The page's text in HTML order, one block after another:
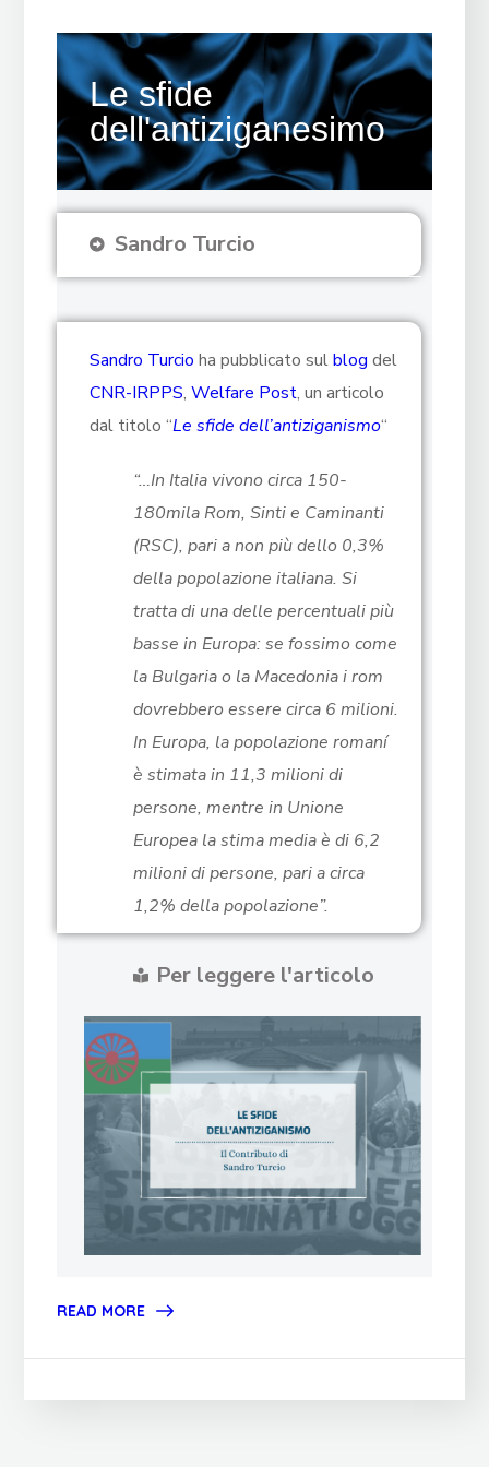
Le sfide
dell'antiziganesimo
Sandro Turcio
Sandro Turcio ha pubblicato sulblog del
CNR-IRPPS,Welfare Post, un articolo
dal titolo “Le sfide dell’antiziganismo“
“…In Italia vivono circa 150-
180mila Rom, Sinti e Caminanti
(RSC), pari a non più dello 0,3%
della popolazione italiana. Si
tratta di una delle percentuali più
basse in Europa: se fossimo come
la Bulgaria o la Macedonia i rom
dovrebbero essere circa 6 milioni.
In Europa, la popolazione romaní
è stimata in 11,3 milioni di
persone, mentre in Unione
Europea la stima media è di 6,2
milioni di persone, pari a circa
1,2% della popolazione”.
Per leggere l'articolo
READ MORE